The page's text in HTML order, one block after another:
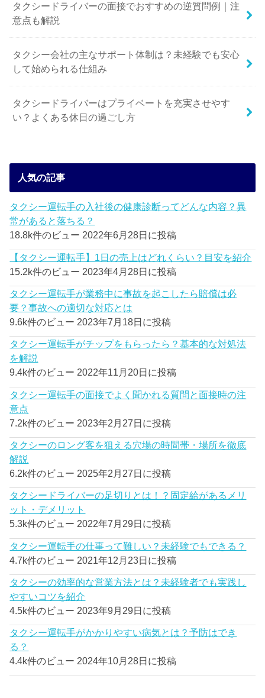
タクシードライバーの面接でおすすめの逆質問例｜注
意点も解説
タクシー会社の主なサポート体制は？未経験でも安心
して始められる仕組み
タクシードライバーはプライベートを充実させやす
い？よくある休日の過ごし方
人気の記事
タクシー運転手の入社後の健康診断ってどんな内容？異
常があると落ちる？
18.8k件のビュー 2022年6月28日に投稿
【タクシー運転手】1日の売上はどれくらい？目安を紹介
15.2k件のビュー 2023年4月28日に投稿
タクシー運転手が業務中に事故を起こしたら賠償は必
要？事故への適切な対応とは
9.6k件のビュー 2023年7月18日に投稿
タクシー運転手がチップをもらったら？基本的な対処法
を解説
9.4k件のビュー 2022年11月20日に投稿
タクシー運転手の面接でよく聞かれる質問と面接時の注
意点
7.2k件のビュー 2023年2月27日に投稿
タクシーのロング客を狙える穴場の時間帯・場所を徹底
解説
6.2k件のビュー 2025年2月27日に投稿
タクシードライバーの足切りとは！？固定給があるメリ
ット・デメリット
5.3k件のビュー 2022年7月29日に投稿
タクシー運転手の仕事って難しい？未経験でもできる？
4.7k件のビュー 2021年12月23日に投稿
タクシーの効率的な営業方法とは？未経験者でも実践し
やすいコツを紹介
4.5k件のビュー 2023年9月29日に投稿
タクシー運転手がかかりやすい病気とは？予防はでき
る？
4.4k件のビュー 2024年10月28日に投稿